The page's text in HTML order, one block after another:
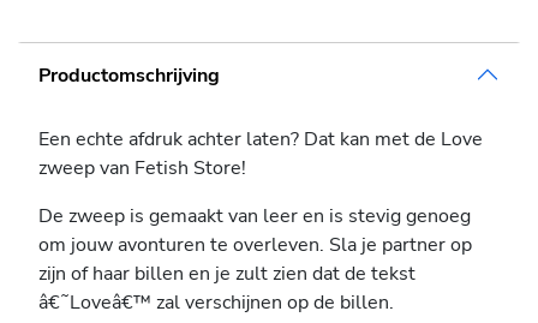
Productomschrijving
Een echte afdruk achter laten? Dat kan met de Love
zweep van Fetish Store!
De zweep is gemaakt van leer en is stevig genoeg
om jouw avonturen te overleven. Sla je partner op
zijn of haar billen en je zult zien dat de tekst
â€˜Loveâ€™ zal verschijnen op de billen.